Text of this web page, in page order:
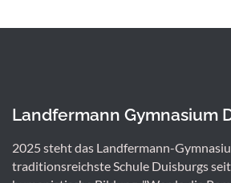
Landfermann Gymnasium
2025 steht das Landfermann-
traditionsreichste Schule Duisburgs